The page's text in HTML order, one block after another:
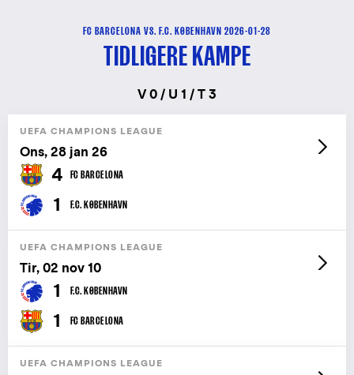
FC BARCELONA VS. F.C. KØBENHAVN 2026-01-28
TIDLIGERE KAMPE
V 0 / U 1 / T 3
UEFA CHAMPIONS LEAGUE
Ons, 28 jan 26
4 FC BARCELONA
1 F.C. KØBENHAVN
UEFA CHAMPIONS LEAGUE
Tir, 02 nov 10
1 F.C. KØBENHAVN
1 FC BARCELONA
UEFA CHAMPIONS LEAGUE